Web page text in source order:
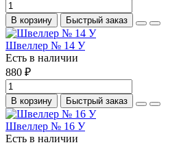
В корзину Быстрый заказ
Швеллер № 14 У
Есть в наличии
880 ₽
В корзину Быстрый заказ
Швеллер № 16 У
Есть в наличии